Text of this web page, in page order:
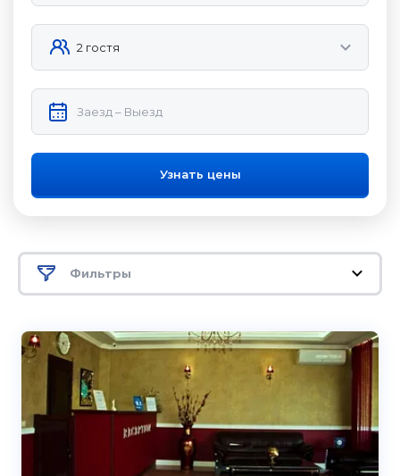
Узнать цены
Фильтры